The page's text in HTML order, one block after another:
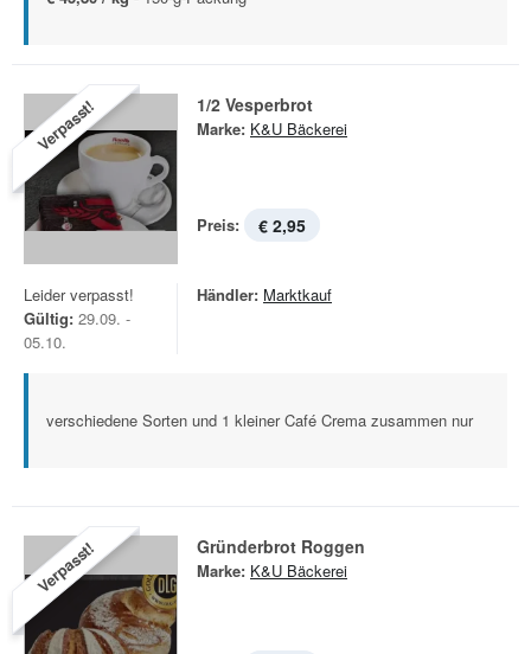
Verpasst! 1/2 Vesperbrot
Marke: K&U Bäckerei
Preis: € 2,95
Leider verpasst!
Gültig: 29.09. -
05.10.
Händler: Marktkauf
verschiedene Sorten und 1 kleiner Café Crema zusammen nur
Verpasst! Gründerbrot Roggen
Marke: K&U Bäckerei